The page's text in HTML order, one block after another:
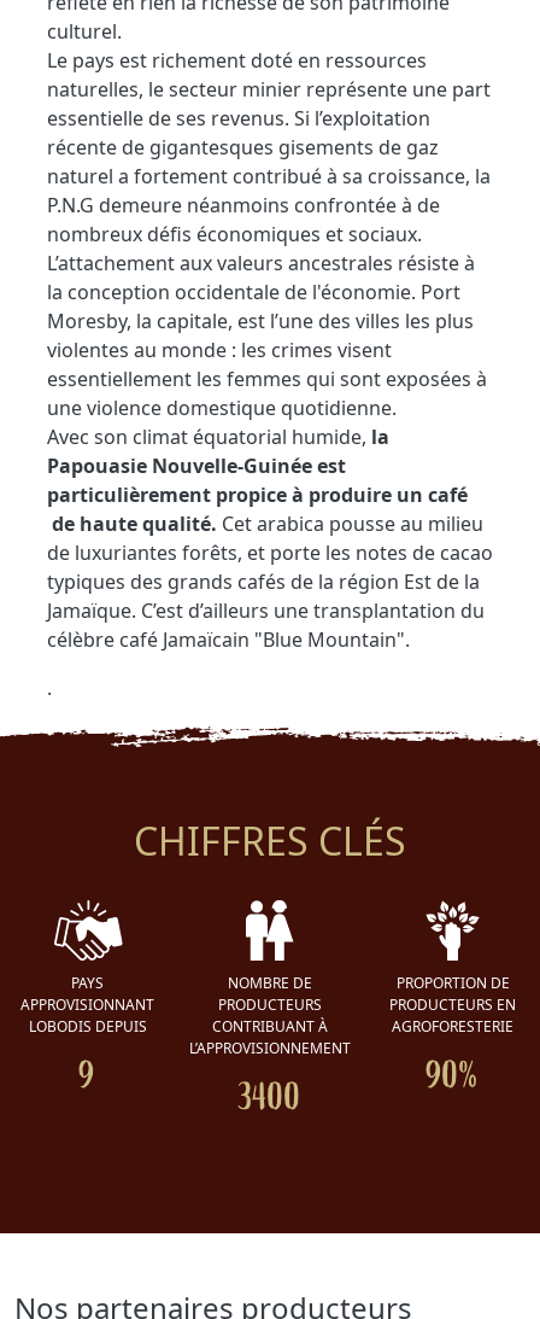
culturel.
Le pays est richement doté en ressources
naturelles, le secteur minier représente une part
essentielle de ses revenus. Si l’exploitation
récente de gigantesques gisements de gaz
naturel a fortement contribué à sa croissance, la
P.N.G demeure néanmoins confrontée à de
nombreux défis économiques et sociaux.
L’attachement aux valeurs ancestrales résiste à
la conception occidentale de l'économie. Port
Moresby, la capitale, est l’une des villes les plus
violentes au monde : les crimes visent
essentiellement les femmes qui sont exposées à
une violence domestique quotidienne.
Avec son climat équatorial humide, la
Papouasie Nouvelle-Guinée est
particulièrement propice à produire un café
de haute qualité. Cet arabica pousse au milieu
de luxuriantes forêts, et porte les notes de cacao
typiques des grands cafés de la région Est de la
Jamaïque. C’est d’ailleurs une transplantation du
célèbre café Jamaïcain "Blue Mountain".
.
CHIFFRES CLÉS
PAYS
APPROVISIONNANT
LOBODIS DEPUIS
9
NOMBRE DE
PRODUCTEURS
CONTRIBUANT À
L’APPROVISIONNEMENT
3400
PROPORTION DE
PRODUCTEURS EN
AGROFORESTERIE
90%
Nos partenaires producteurs